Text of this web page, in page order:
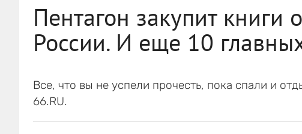
Пентагон закупит книги
России. И еще 10
Все, что вы не успели прочесть, пока спали и
66.RU.